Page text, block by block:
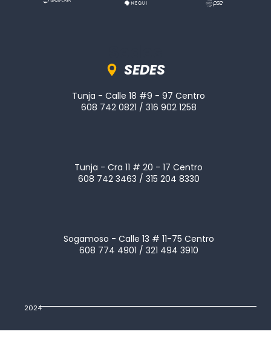
SEDES
Tunja - Calle 18 #9 - 97 Centro
608 742 0821 / 316 902 1258
Tunja - Cra 11 # 20 - 17 Centro
608 742 3463 / 315 204 8330
Sogamoso - Calle 13 # 11-75 Centro
608 774 4901 / 321 494 3910
2024